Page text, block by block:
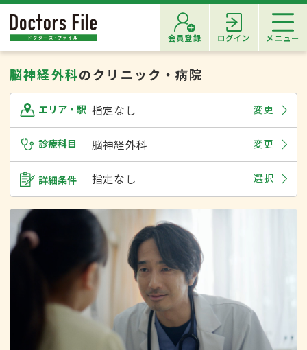
会員登録 ログイン メニュー
脳神経外科のクリニック・病院
エリア・駅 指定なし 変更
診療科目 脳神経外科 変更
詳細条件 指定なし 選択